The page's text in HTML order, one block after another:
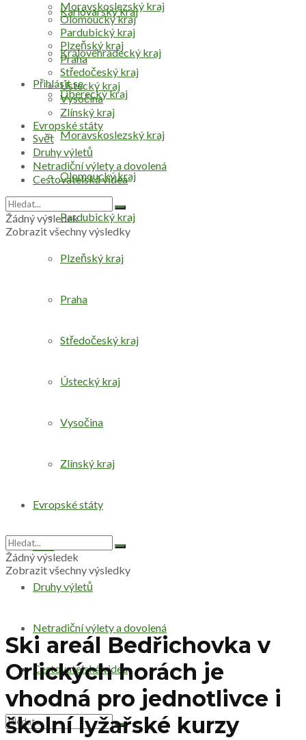
Přihlásit se
Karlovarský kraj
Královéhradecký kraj
Liberecký kraj
Moravskoslezský kraj
Olomoucký kraj
Pardubický kraj
Plzeňský kraj
Praha
Středočeský kraj
Ústecký kraj
Vysočina
Zlínský kraj
Evropské státy
Svět
Druhy výletů
Netradiční výlety a dovolená
Cestovatelská videa
Moravskoslezský kraj
Olomoucký kraj
Pardubický kraj
Plzeňský kraj
Praha
Středočeský kraj
Ústecký kraj
Vysočina
Zlínský kraj
Evropské státy
Svět
Druhy výletů
Netradiční výlety a dovolená
Cestovatelská videa
Žádný výsledek
Zobrazit všechny výsledky
Žádný výsledek
Zobrazit všechny výsledky
Ski areál Bedřichovka v
Orlických horách je
vhodná pro jednotlivce i
školní lyžařské kurzy